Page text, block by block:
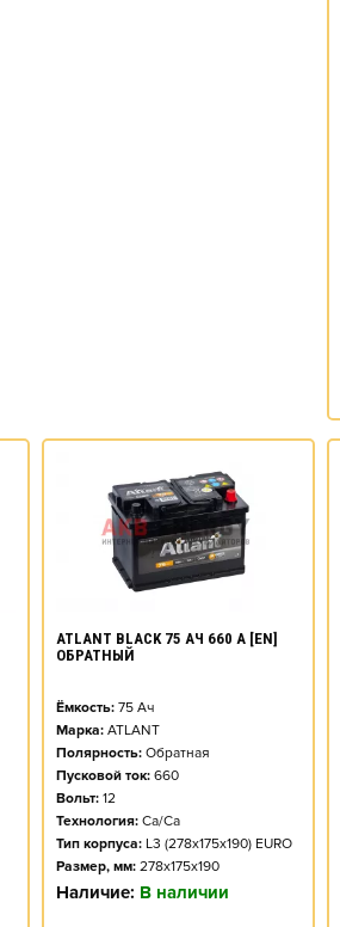
ATLANT BLACK 75 АЧ 660 А [EN]
ОБРАТНЫЙ
Ёмкость: 75 Ач
Марка: ATLANT
Полярность: Обратная
Пусковой ток: 660
Вольт: 12
Технология: Ca/Ca
Тип корпуса: L3 (278x175x190) EURO
Размер, мм: 278x175x190
Наличие: В наличии